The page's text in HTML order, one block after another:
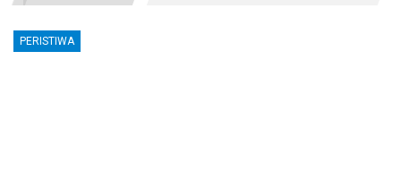
PERISTIWA